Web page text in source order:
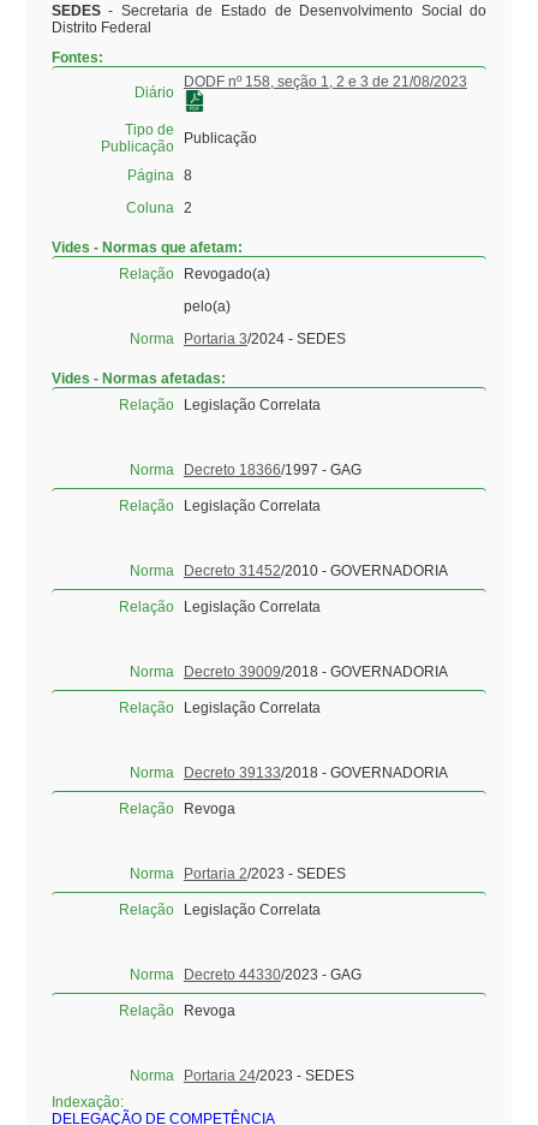
SEDES- Secretaria de Estado de Desenvolvimento Social do
Distrito Federal
Fontes:
Diário
DODF nº 158, seção 1, 2 e 3 de 21/08/2023
Tipo de
Publicação
Publicação
Página
8
Coluna
2
Vides - Normas que afetam:
Relação
Revogado(a)
pelo(a)
Norma
Portaria 3/2024 - SEDES
Vides - Normas afetadas:
Relação
Legislação Correlata
Norma Decreto 18366/1997 - GAG
Relação Legislação Correlata
Norma Decreto 31452/2010 - GOVERNADORIA
Relação Legislação Correlata
Norma Decreto 39009/2018 - GOVERNADORIA
Relação Legislação Correlata
Norma Decreto 39133/2018 - GOVERNADORIA
Relação Revoga
Norma Portaria 2/2023 - SEDES
Relação Legislação Correlata
Norma Decreto 44330/2023 - GAG
Relação Revoga
Norma Portaria 24/2023 - SEDES
Indexação:
DELEGAÇÃO DE COMPETÊNCIA